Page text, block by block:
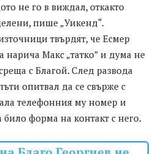
не го в виждал, откакто
пише „Уикенд“.
твърдят, че Есмер
нарича Макс „татко” и дума не
с Благой. След развода
опитвал да се свърже с
телефонния му номер и
било форма на контакт с него.